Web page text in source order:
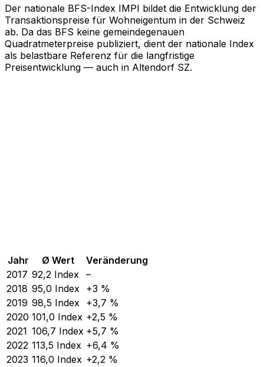
Der nationale BFS-Index IMPI bildet die Entwicklung der
Transaktionspreise für Wohneigentum in der Schweiz
ab. Da das BFS keine gemeindegenauen
Quadratmeterpreise publiziert, dient der nationale Index
als belastbare Referenz für die langfristige
Preisentwicklung — auch in Altendorf SZ.
Jahr Ø Wert
Veränderung
2017 92,2 Index –
2018 95,0 Index +3 %
2019 98,5 Index +3,7 %
2020 101,0 Index +2,5 %
2021 106,7 Index +5,7 %
2022 113,5 Index +6,4 %
2023 116,0 Index +2,2 %